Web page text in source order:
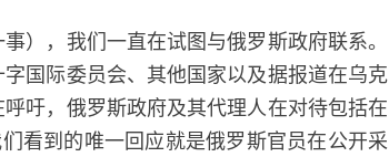
，我们一直在试图与俄罗斯政府联系。
国际委员会、其他国家以及据报道在乌克
吁，俄罗斯政府及其代理人在对待包括在
看到的唯一回应就是俄罗斯官员在公开采